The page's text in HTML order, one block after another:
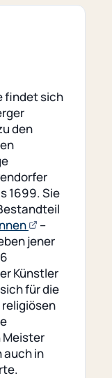
findet sich
den
1699. Sie
(opens
an
page)
–
jener
Künstler
für die
auch in